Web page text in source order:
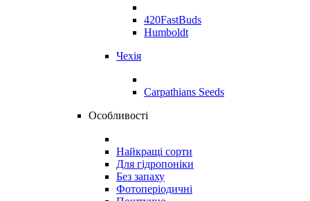
420FastBuds
Humboldt
Чехія
Carpathians Seeds
Особливості
Найкращі сорти
Для гідропоніки
Без запаху
Фотоперіодичні